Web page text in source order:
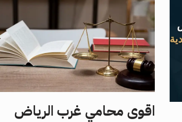
اقوى محامي غرب الرياض